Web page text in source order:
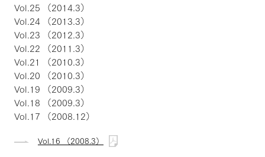
Vol.25 （2014.3）
Vol.24 （2013.3）
Vol.23 （2012.3）
Vol.22 （2011.3）
Vol.21 （2010.3）
Vol.20 （2010.3）
Vol.19 （2009.3）
Vol.18 （2009.3）
Vol.17 （2008.12）
Vol.16 （2008.3）